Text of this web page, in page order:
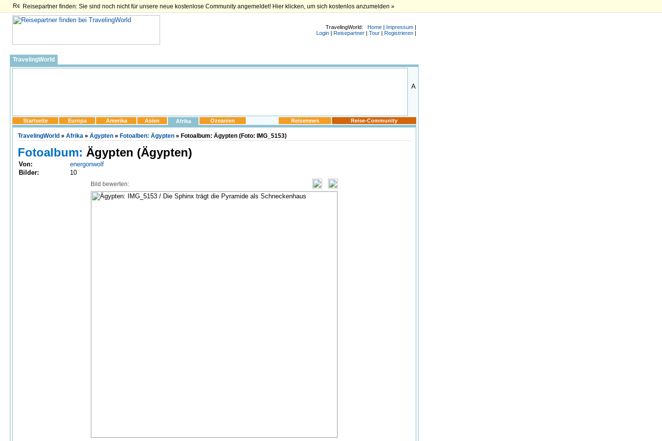
Reisepartner finden: Sie sind noch nicht für unsere neue kostenlose Community angemeldet! Hier klicken, um sich kostenlos anzumelden »
TravelingWorld: Home | Impressum |
Login | Reisepartner | Tour | Registrieren |
TravelingWorld
Startseite Europa Amerika Asien Afrika Ozeanien Reisenews Reise-Community
TravelingWorld » Afrika » Ägypten » Fotoalben: Ägypten » Fotoalbum: Ägypten (Foto: IMG_5153)
Fotoalbum: Ägypten (Ägypten)
Von:
energonwolf
Bilder:
10
Bild bewerten: